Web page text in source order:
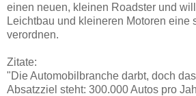
einen neuen, kleinen Roadster und
Leichtbau und kleineren Motoren eine
verordnen.
Zitate:
"Die Automobilbranche darbt, doch
Absatzziel steht: 300.000 Autos pro